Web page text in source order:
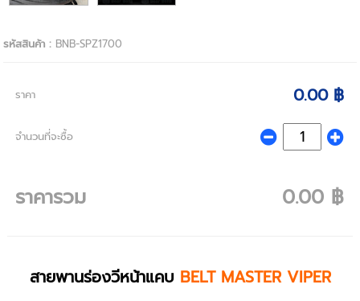
รหัสสินค้า : BNB-SPZ1700
ราคา 0.00 ฿
จำนวนที่จะซื้อ
ราคารวม 0.00 ฿
สายพานร่องวีหน้าแคบ BELT MASTER VIPER